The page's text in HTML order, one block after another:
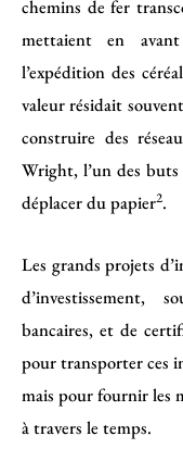
chemins de fer
mettaient en
l’expédition des
valeur résidait
construire des
Wright, l’un des
déplacer du papier2.
Les grands projets
d’investissement,
bancaires, et de
pour transporter ces
mais pour fournir les
à travers le temps.